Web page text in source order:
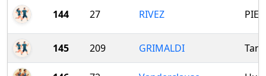
144 27 RIVEZ
145 209 GRIMALDI